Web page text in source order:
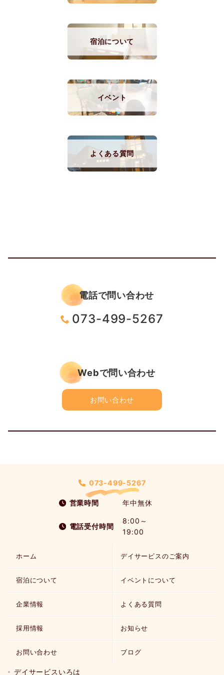
宿泊について
イベント
よくある質問
電話で問い合わせ
073-499-5267
Webで問い合わせ
お問い合わせ
073-499-5267
営業時間 年中無休
電話受付時間
8:00～
19:00
ホーム デイサービスのご案内
宿泊について イベントについて
企業情報 よくある質問
採用情報 お知らせ
お問い合わせ ブログ
デイサービスいろは